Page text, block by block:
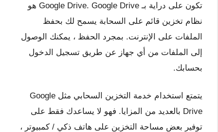
تكون على دراية بـ Google Drive. Google Drive هو
نظام تخزين قائم على السحابة يسمح لك بحفظ
الملفات على الإنترنت. بمجرد الحفظ ، يمكنك الوصول
إلى الملفات من أي جهاز عن طريق تسجيل الدخول
بحسابك.
يتمتع استخدام خدمة التخزين السحابي مثل Google
Drive بالعديد من المزايا. فهو لا يساعدك فقط على
توفير بعض مساحة التخزين على هاتف ذكي / كمبيوتر ،